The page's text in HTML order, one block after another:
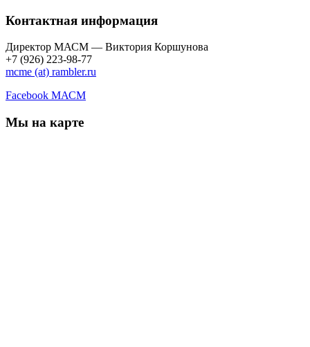
Контактная информация
Директор МАСМ — Виктория Коршунова
+7 (926) 223-98-77
mcme (at) rambler.ru
Facebook МАСМ
Мы на карте